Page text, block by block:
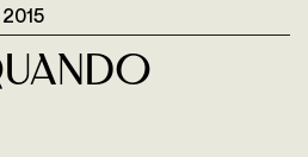
2015